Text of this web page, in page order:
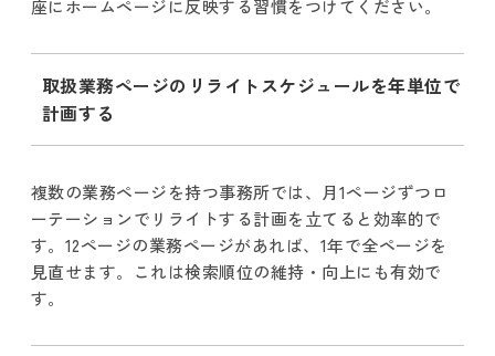
座にホームページに反映する習慣をつけてください。
取扱業務ページのリライトスケジュールを年単位で
計画する
複数の業務ページを持つ事務所では、月1ページずつロ
ーテーションでリライトする計画を立てると効率的で
す。12ページの業務ページがあれば、1年で全ページを
見直せます。これは検索順位の維持・向上にも有効で
す。